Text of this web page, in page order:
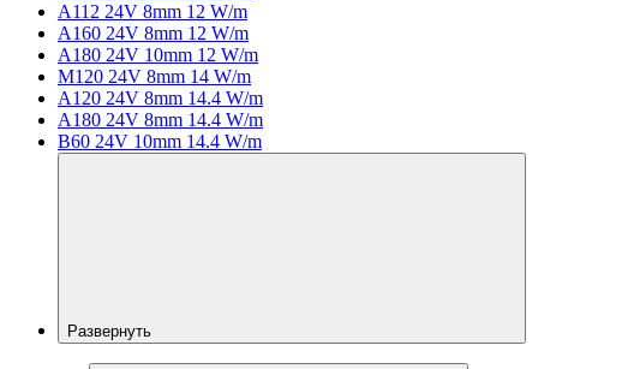
A112 24V 8mm 12 W/m
A160 24V 8mm 12 W/m
A180 24V 10mm 12 W/m
M120 24V 8mm 14 W/m
A120 24V 8mm 14.4 W/m
A180 24V 8mm 14.4 W/m
B60 24V 10mm 14.4 W/m
Развернуть